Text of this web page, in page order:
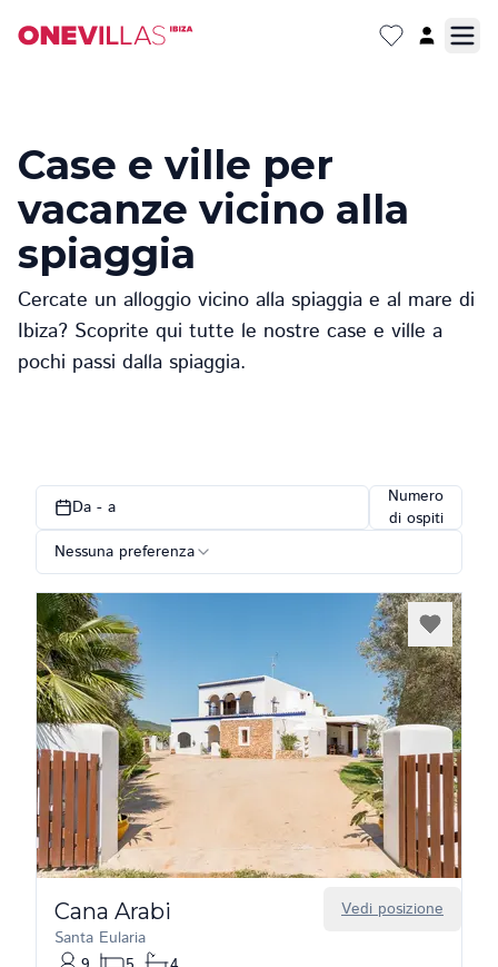
Case e ville per
vacanze vicino alla
spiaggia
Cercate un alloggio vicino alla spiaggia e al mare di
Ibiza? Scoprite qui tutte le nostre case e ville a
pochi passi dalla spiaggia.
Da - a
Numero
di ospiti
Nessuna preferenza
Vedi posizione
Cana Arabi
Santa Eularia